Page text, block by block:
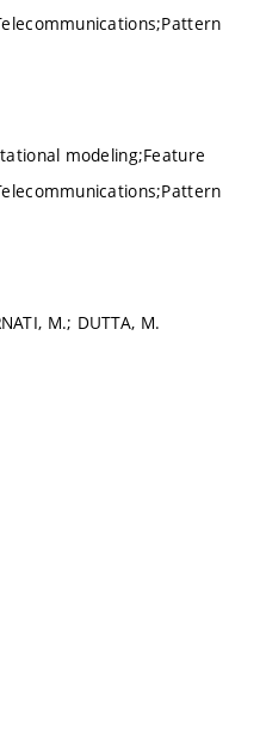
modeling;Feature
M.; DUTTA, M.